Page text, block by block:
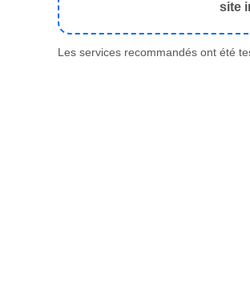
site
Les services recommandés ont été